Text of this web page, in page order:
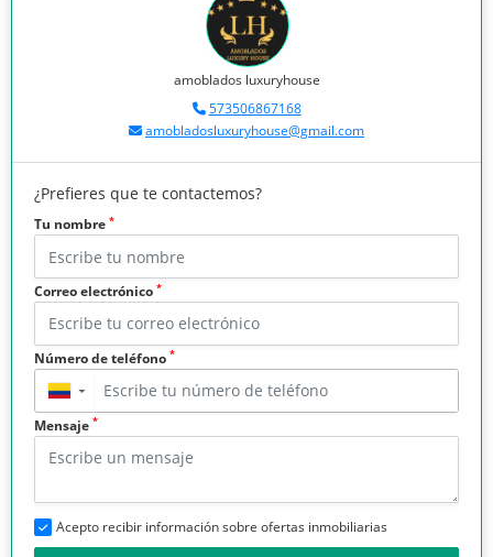
amoblados luxuryhouse
573506867168
amobladosluxuryhouse@gmail.com
¿Prefieres que te contactemos?
Tu nombre *
Correo electrónico *
Número de teléfono *
▼
Mensaje *
Acepto recibir información sobre ofertas inmobiliarias